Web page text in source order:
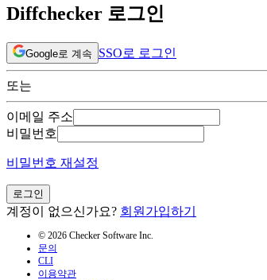
Diffchecker 로그인
Google로 계속 SSO로 로그인
또는
이메일 주소
비밀번호
비밀번호 재설정
로그인
계정이 없으신가요? 회원가입하기
© 2026 Checker Software Inc.
문의
CLI
이용약관